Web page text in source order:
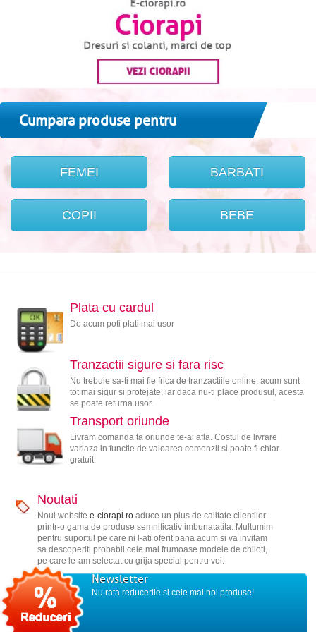
Cumpara produse pentru
FEMEI BARBATI
COPII BEBE
Plata cu cardul
De acum poti plati mai usor
Tranzactii sigure si fara risc
Nu trebuie sa-ti mai fie frica de tranzactiile online, acum sunt
tot mai sigur si protejate, iar daca nu-ti place produsul, acesta
se poate returna usor.
Transport oriunde
Livram comanda ta oriunde te-ai afla. Costul de livrare
variaza in functie de valoarea comenzii si poate fi chiar
gratuit.
Noutati
Noul website e-ciorapi.roaduce un plus de calitate clientilor
printr-o gama de produse semnificativ imbunatatita. Multumim
pentru suportul pe care ni l-ati oferit pana acum si va invitam
sa descoperiti probabil cele mai frumoase modele de chiloti,
pe care le-am selectat cu grija special pentru voi.
Newsletter
Nu rata reducerile si cele mai noi produse!